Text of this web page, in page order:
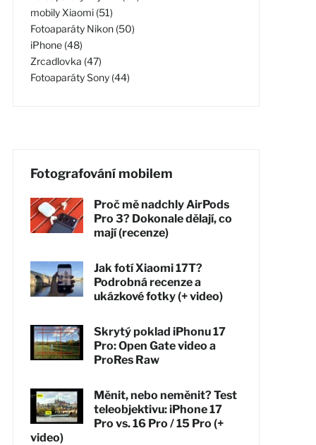
mobily Xiaomi (51)
Fotoaparáty Nikon (50)
iPhone (48)
Zrcadlovka (47)
Fotoaparáty Sony (44)
Fotografování mobilem
Proč mě nadchly AirPods
Pro 3? Dokonale dělají, co
mají (recenze)
Jak fotí Xiaomi 17T?
Podrobná recenze a
ukázkové fotky (+ video)
Skrytý poklad iPhonu 17
Pro: Open Gate video a
ProRes Raw
Měnit, nebo neměnit? Test
teleobjektivu: iPhone 17
Pro vs. 16 Pro / 15 Pro (+
video)